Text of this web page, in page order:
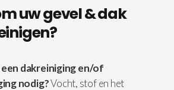
uw gevel & dak
een dakreiniging en/of
nodig?Vocht, stof en het